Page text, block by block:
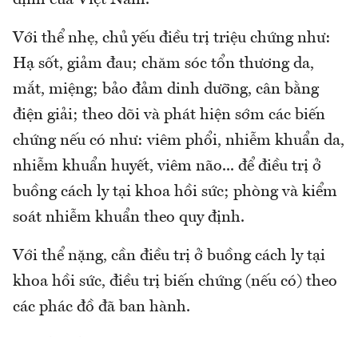
Với thể nhẹ, chủ yếu điều trị triệu chứng như:
Hạ sốt, giảm đau; chăm sóc tổn thương da,
mắt, miệng; bảo đảm dinh dưỡng, cân bằng
điện giải; theo dõi và phát hiện sớm các biến
chứng nếu có như: viêm phổi, nhiễm khuẩn da,
nhiễm khuẩn huyết, viêm não... để điều trị ở
buồng cách ly tại khoa hồi sức; phòng và kiểm
soát nhiễm khuẩn theo quy định.
Với thể nặng, cần điều trị ở buồng cách ly tại
khoa hồi sức, điều trị biến chứng (nếu có) theo
các phác đồ đã ban hành.